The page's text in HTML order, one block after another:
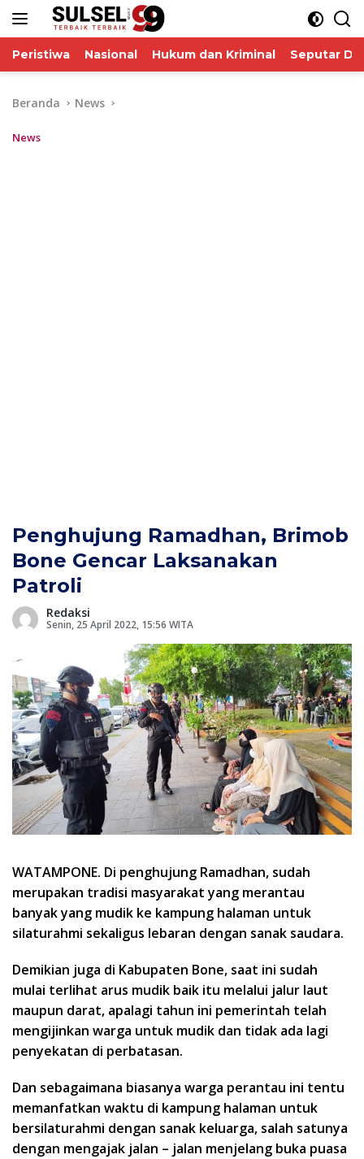
Langsung
Peristiwa Nasional Hukum dan Kriminal Seputar
Beranda News
News
Penghujung Ramadhan, Brimob
Bone Gencar Laksanakan
Patroli
Redaksi
Senin, 25 April 2022, 15:56 WITA
WATAMPONE. Di penghujung Ramadhan, sudah
merupakan tradisi masyarakat yang merantau
banyak yang mudik ke kampung halaman untuk
silaturahmi sekaligus lebaran dengan sanak saudara.
Demikian juga di Kabupaten Bone, saat ini sudah
mulai terlihat arus mudik baik itu melalui jalur laut
maupun darat, apalagi tahun ini pemerintah telah
mengijinkan warga untuk mudik dan tidak ada lagi
penyekatan di perbatasan.
Dan sebagaimana biasanya warga perantau ini tentu
memanfatkan waktu di kampung halaman untuk
bersilaturahmi dengan sanak keluarga, salah satunya
dengan mengajak jalan – jalan menjelang buka puasa